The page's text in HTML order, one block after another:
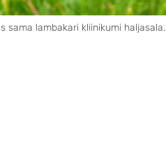
sama lambakari kliinikumi haljasala.